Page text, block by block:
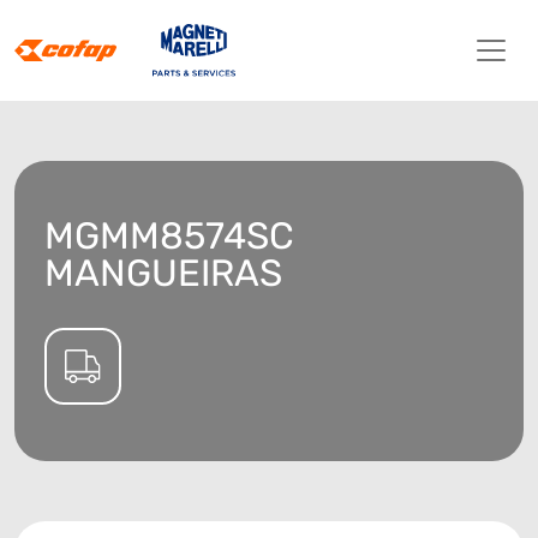
MGMM8574SC
MANGUEIRAS